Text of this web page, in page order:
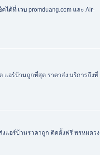
ด้ที่ เวบ promduang.com และ Air-
แอร์บ้านถูกที่สุด ราคาส่ง บริการถึงที่
แอร์บ้านราคาถูก ติดตั้งฟรี พรหมดวง